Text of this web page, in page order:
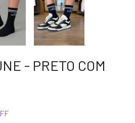
- PRETO COM